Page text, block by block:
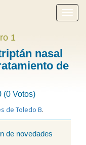
menú
1
nasal
de
(0 Votos)
de Toledo B.
de novedades